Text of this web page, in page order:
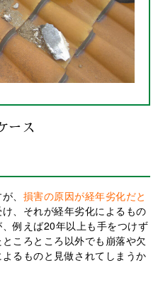
ース
、 損害の原因が経年劣化だと
、それが経年劣化によるもの
例えば20年以上も手をつけず
ころところ以外でも崩落や欠
るものと見做されてしまうか